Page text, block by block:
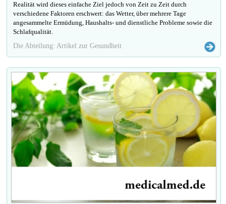
Realität wird dieses einfache Ziel jedoch von Zeit zu Zeit durch
verschiedene Faktoren erschwert: das Wetter, über mehrere Tage
angesammelte Ermüdung, Haushalts- und dienstliche Probleme sowie die
Schlafqualität.
Die Abteilung: Artikel zur Gesundheit